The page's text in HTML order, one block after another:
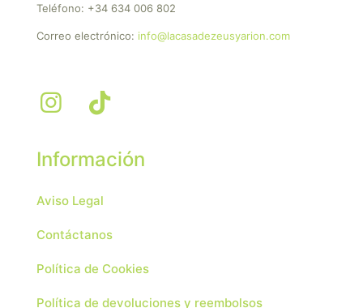
Teléfono: +34 634 006 802
Correo electrónico: info@lacasadezeusyarion.com
Información
Aviso Legal
Contáctanos
Política de Cookies
Política de devoluciones y reembolsos